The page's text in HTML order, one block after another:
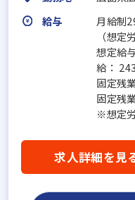
給与
月給制
（想定
想定給
給：
固定残
固定残
※想定
求人詳細を見